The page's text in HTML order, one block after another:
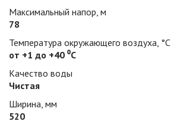
Максимальный напор, м
78
Температура окружающего воздуха, °С
от +1 до +40 ⁰С
Качество воды
Чистая
Ширина, мм
520